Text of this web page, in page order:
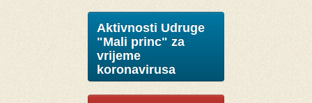
Aktivnosti Udruge
"Mali princ" za
vrijeme
koronavirusa